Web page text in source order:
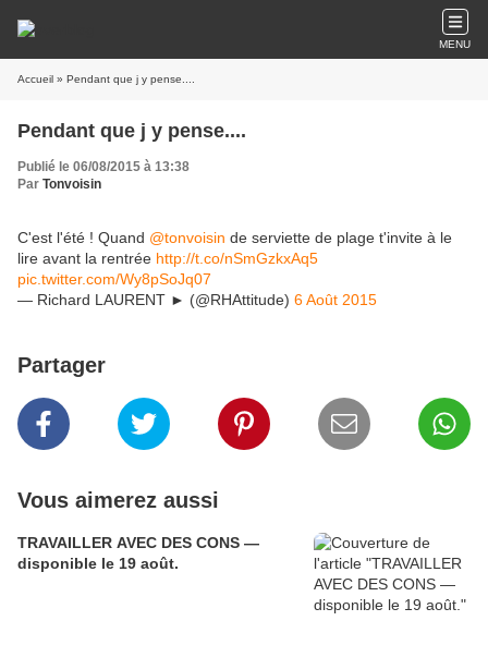
MENU
Accueil » Pendant que j y pense....
Pendant que j y pense....
Publié le 06/08/2015 à 13:38
Par Tonvoisin
C'est l'été ! Quand @tonvoisin de serviette de plage t'invite à le
lire avant la rentrée http://t.co/nSmGzkxAq5
pic.twitter.com/Wy8pSoJq07
— Richard LAURENT ► (@RHAttitude) 6 Août 2015
Partager
Vous aimerez aussi
TRAVAILLER AVEC DES CONS —
disponible le 19 août.